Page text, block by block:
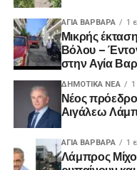
ΑΓΙΑ ΒΑΡΒΑΡΑ 1
Μικρής
Βόλου –
στην Αγία
ΔΗΜΟΤΙΚΆ ΝΈΑ
Νέος
Αιγάλεω
ΑΓΙΑ ΒΑΡΒΑΡΑ 1
Λάμπρος